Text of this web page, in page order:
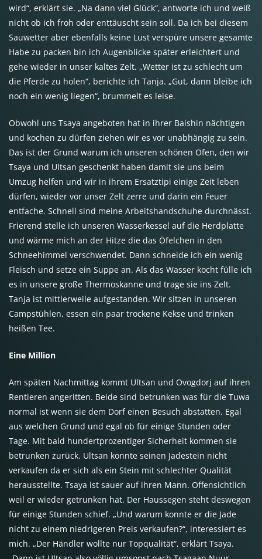
wird“, erklärt sie. „Na dann viel Glück“, antworte ich und weiß
nicht ob ich froh oder enttäuscht sein soll. Da ich bei diesem
Sauwetter aber ebenfalls keine Lust verspüre unsere gesamte
Habe zu packen bin ich Augenblicke später erleichtert und
gehe wieder in unser kaltes Zelt. „Wetter ist zu schlecht um
die Pferde zu holen“, berichte ich Tanja. „Gut, dann bleibe ich
noch ein wenig liegen“, brummelt es leise.
Obwohl uns Tsaya angeboten hat in ihrer Baishin nächtigen
und kochen zu dürfen ziehen wir es vor unabhängig zu sein.
Das ist der Grund warum ich unseren schönen Ofen, den wir
Tsaya und Ultsan geschenkt haben damit sie uns beim
Umzug helfen und wir in ihrem Ersatztipi einige Zeit leben
dürfen, wieder vor unser Zelt zerre und darin ein Feuer
entfache. Schnell sind meine Arbeitshandschuhe durchnässt.
Frierend stelle ich unseren Wasserkessel auf die Herdplatte
und wärme mich an der Hitze die das Öfelchen in den
Schneehimmel verschwendet. Dann schneide ich ein wenig
Fleisch und setze ein Suppe an. Als das Wasser kocht fülle ich
es in unsere große Thermoskanne und trage sie ins Zelt.
Tanja ist mittlerweile aufgestanden. Wir sitzen in unseren
Campstühlen, essen ein paar trockene Kekse und trinken
heißen Tee.
Eine Million
Am späten Nachmittag kommt Ultsan und Ovogdorj auf ihren
Rentieren angeritten. Beide sind betrunken was für die Tuwa
normal ist wenn sie dem Dorf einen Besuch abstatten. Egal
aus welchen Grund und egal ob für einige Stunden oder
Tage. Mit bald hundertprozentiger Sicherheit kommen sie
betrunken zurück. Ultsan konnte seinen Jadestein nicht
verkaufen da er sich als ein Stein mit schlechter Qualität
herausstellte. Tsaya ist sauer auf ihren Mann. Offensichtlich
weil er wieder getrunken hat. Der Haussegen steht deswegen
für einige Stunden schief. „Und warum konnte er die Jade
nicht zu einem niedrigeren Preis verkaufen?“, interessiert es
mich. „Der Händler wollte nur Topqualität“, erklärt Tsaya.